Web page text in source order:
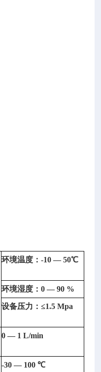
环境温度：-10 — 50℃
环境湿度：0 — 90 %
设备压力：≤1.5 Mpa
0 — 1 L/min
-30 — 100 ℃